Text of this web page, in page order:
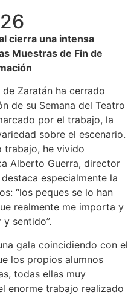
cierra una intensa
Muestras de Fin de
Zaratán ha cerrado
de su Semana del Teatro
por el trabajo, la
sobre el escenario.
trabajo, he vivido
Alberto Guerra, director
especialmente la
“los peques se lo han
realmente me importa y
sentido”.
gala coincidiendo con el
los propios alumnos
todas ellas muy
enorme trabajo realizado